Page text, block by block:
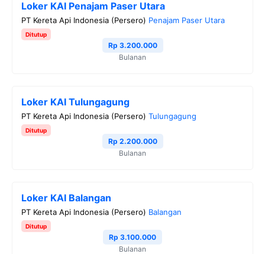
Loker KAI Penajam Paser Utara
PT Kereta Api Indonesia (Persero) Penajam Paser Utara
Ditutup
Rp 3.200.000
Bulanan
Loker KAI Tulungagung
PT Kereta Api Indonesia (Persero) Tulungagung
Ditutup
Rp 2.200.000
Bulanan
Loker KAI Balangan
PT Kereta Api Indonesia (Persero) Balangan
Ditutup
Rp 3.100.000
Bulanan